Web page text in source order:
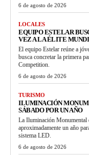
6 de agosto de 2026
LOCALES
EQUIPO ESTELAR
VEZ A LA ÉLITE
El equipo Estelar reúne a
busca concretar la primera
Competition.
6 de agosto de 2026
TURISMO
ILUMINACIÓN
SÁBADO POR UN AÑO
La Iluminación Monumental
aproximadamente un año
sistema LED.
6 de agosto de 2026